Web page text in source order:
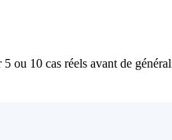
ou 10 cas réels avant de